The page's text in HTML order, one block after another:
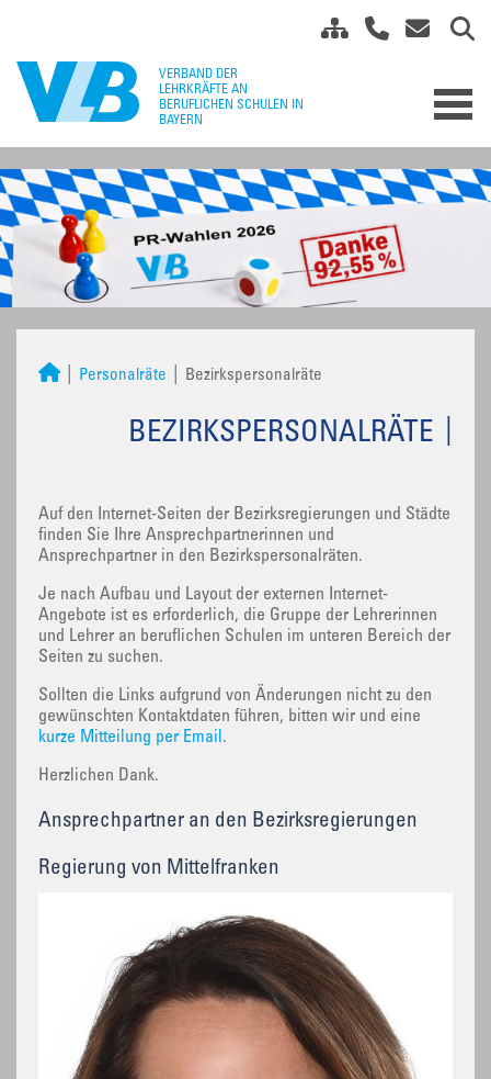
Personalräte Bezirkspersonalräte
BEZIRKSPERSONALRÄTE
Auf den Internet-Seiten der Bezirksregierungen und Städte
finden Sie Ihre Ansprechpartnerinnen und
Ansprechpartner in den Bezirkspersonalräten.
Je nach Aufbau und Layout der externen Internet-
Angebote ist es erforderlich, die Gruppe der Lehrerinnen
und Lehrer an beruflichen Schulen im unteren Bereich der
Seiten zu suchen.
Sollten die Links aufgrund von Änderungen nicht zu den
gewünschten Kontaktdaten führen, bitten wir und eine
kurze Mitteilung per Email.
Herzlichen Dank.
Ansprechpartner an den Bezirksregierungen
Regierung von Mittelfranken